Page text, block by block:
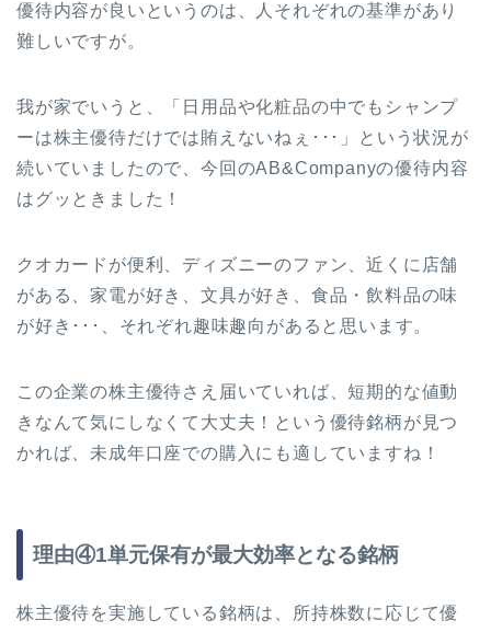
優待内容が良いというのは、人それぞれの基準があり
難しいですが。
我が家でいうと、「日用品や化粧品の中でもシャンプ
ーは株主優待だけでは賄えないねぇ･･･」という状況が
続いていましたので、今回のAB&Companyの優待内容
はグッときました！
クオカードが便利、ディズニーのファン、近くに店舗
がある、家電が好き、文具が好き、食品・飲料品の味
が好き･･･、それぞれ趣味趣向があると思います。
この企業の株主優待さえ届いていれば、短期的な値動
きなんて気にしなくて大丈夫！という優待銘柄が見つ
かれば、未成年口座での購入にも適していますね！
理由④1単元保有が最大効率となる銘柄
株主優待を実施している銘柄は、所持株数に応じて優